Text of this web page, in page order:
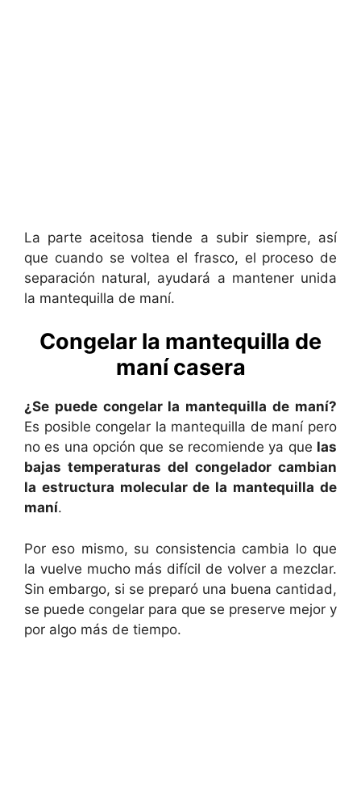
La parte aceitosa tiende a subir siempre, así
que cuando se voltea el frasco, el proceso de
separación natural, ayudará a mantener unida
la mantequilla de maní.
Congelar la mantequilla de
maní casera
¿Se puede congelar la mantequilla de maní?
Es posible congelar la mantequilla de maní pero
no es una opción que se recomiende ya que las
bajas temperaturas del congelador cambian
la estructura molecular de la mantequilla de
maní.
Por eso mismo, su consistencia cambia lo que
la vuelve mucho más difícil de volver a mezclar.
Sin embargo, si se preparó una buena cantidad,
se puede congelar para que se preserve mejor y
por algo más de tiempo.